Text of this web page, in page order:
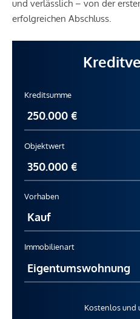
und verlässlich – von der
erfolgreichen Abschluss.
Kreditsumme
Objektwert
Vorhaben
Immobilienart
Kostenlos und